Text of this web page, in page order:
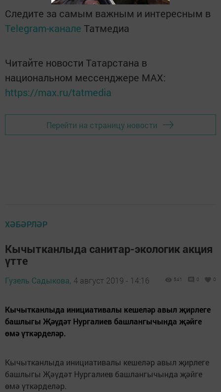
Следите за самым важным и интересным в
Telegram-канале Татмедиа
Читайте новости Татарстана в
национальном мессенджере MАХ:
https://max.ru/tatmedia
Перейти на страницу новости
ХӘБӘРЛӘР
Кычытканлыда санитар-экологик акция
үтте
Гузель Садыкова, 4 август 2019 - 14:16 541 0 0
Кычытканлыда инициативалы кешеләр авыл җирлеге
башлыгы Җәүдәт Нургалиев башлангычында җәйге
өмә үткәрделәр.
Кычытканлыда инициативалы кешеләр авыл җирлеге
башлыгы Җәүдәт Нургалиев башлангычында җәйге
өмә үткәрделәр.